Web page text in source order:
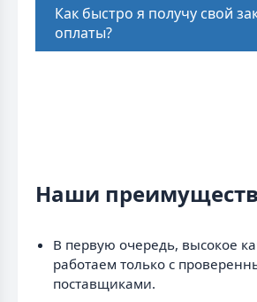
Как быстро я получу свой
оплаты?
Наши
В первую очередь, высокое
работаем только с
поставщиками.